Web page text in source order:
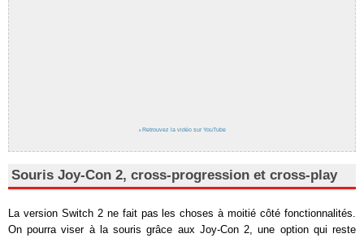
› Retrouvez la vidéo sur YouTube
Souris Joy-Con 2, cross-progression et cross-play
La version Switch 2 ne fait pas les choses à moitié côté fonctionnalités.
On pourra viser à la souris grâce aux Joy-Con 2, une option qui reste